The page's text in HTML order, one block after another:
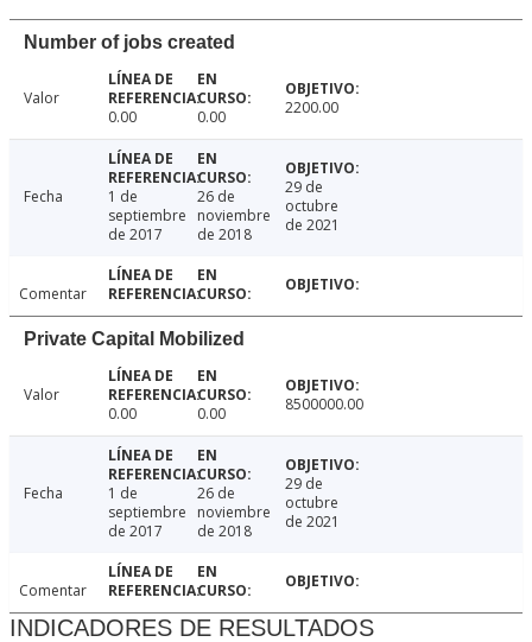
Number of jobs created
Valor
0.00
0.00 2200.00
Fecha
1 de
septiembre
de 2017
26 de
noviembre
de 2018
29 de
octubre
de 2021
Comentar
Private Capital Mobilized
Valor
0.00
0.00 8500000.00
Fecha
1 de
septiembre
de 2017
26 de
noviembre
de 2018
29 de
octubre
de 2021
Comentar
INDICADORES DE RESULTADOS